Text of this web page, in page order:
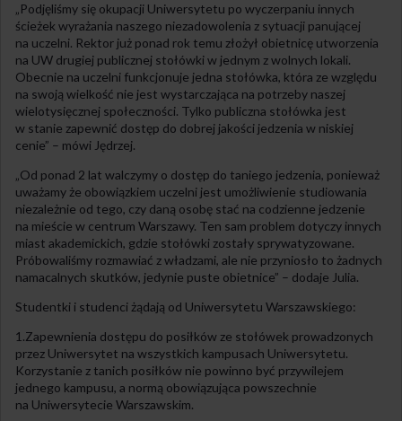
„Podjęliśmy się okupacji Uniwersytetu po wyczerpaniu innych
ścieżek wyrażania naszego niezadowolenia z sytuacji panującej
na uczelni. Rektor już ponad rok temu złożył obietnicę utworzenia
na UW drugiej publicznej stołówki w jednym z wolnych lokali.
Obecnie na uczelni funkcjonuje jedna stołówka, która ze względu
na swoją wielkość nie jest wystarczająca na potrzeby naszej
wielotysięcznej społeczności. Tylko publiczna stołówka jest
w stanie zapewnić dostęp do dobrej jakości jedzenia w niskiej
cenie” – mówi Jędrzej.
„Od ponad 2 lat walczymy o dostęp do taniego jedzenia, ponieważ
uważamy że obowiązkiem uczelni jest umożliwienie studiowania
niezależnie od tego, czy daną osobę stać na codzienne jedzenie
na mieście w centrum Warszawy. Ten sam problem dotyczy innych
miast akademickich, gdzie stołówki zostały sprywatyzowane.
Próbowaliśmy rozmawiać z władzami, ale nie przyniosło to żadnych
namacalnych skutków, jedynie puste obietnice” – dodaje Julia.
Studentki i studenci żądają od Uniwersytetu Warszawskiego:
1.Zapewnienia dostępu do posiłków ze stołówek prowadzonych
przez Uniwersytet na wszystkich kampusach Uniwersytetu.
Korzystanie z tanich posiłków nie powinno być przywilejem
jednego kampusu, a normą obowiązująca powszechnie
na Uniwersytecie Warszawskim.